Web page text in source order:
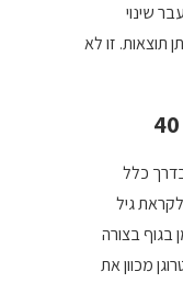
שינוי
תוצאות. זו לא
כלל
גיל
בצורה
מכוון את